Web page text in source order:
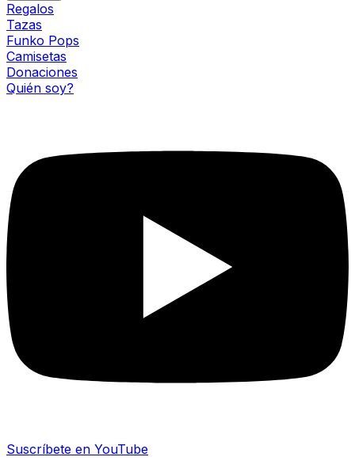
Regalos
Tazas
Funko Pops
Camisetas
Donaciones
Quién soy?
Suscríbete en YouTube